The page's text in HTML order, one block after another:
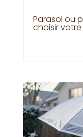
Parasol ou
choisir